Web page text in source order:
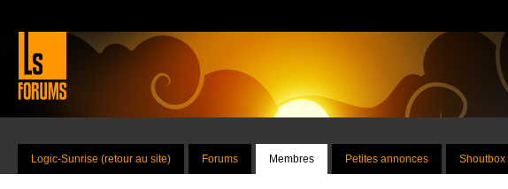
Logic-Sunrise (retour au site) Forums Membres Petites annonces Shoutbox